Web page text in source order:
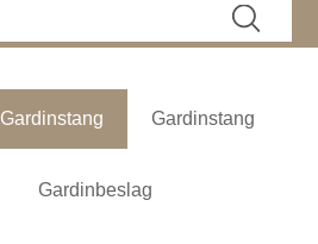
Gardinstang Gardinstang
Gardinbeslag